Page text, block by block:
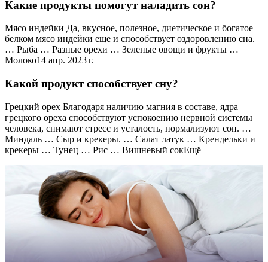
Какие продукты помогут наладить сон?
Мясо индейки Да, вкусное, полезное, диетическое и богатое
белком мясо индейки еще и способствует оздоровлению сна.
… Рыба … Разные орехи … Зеленые овощи и фрукты …
Молоко14 апр. 2023 г.
Какой продукт способствует сну?
Грецкий орех Благодаря наличию магния в составе, ядра
грецкого ореха способствуют успокоению нервной системы
человека, снимают стресс и усталость, нормализуют сон. …
Миндаль … Сыр и крекеры. … Салат латук … Крендельки и
крекеры … Тунец … Рис … Вишневый сокЕщё